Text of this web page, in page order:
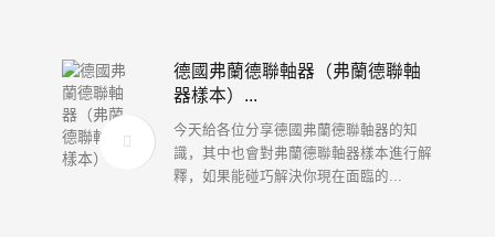
德國弗蘭德聯軸器（弗蘭德聯軸
器樣本）...
今天給各位分享德國弗蘭德聯軸器的知
識，其中也會對弗蘭德聯軸器樣本進行解
釋，如果能碰巧解決你現在面臨的...